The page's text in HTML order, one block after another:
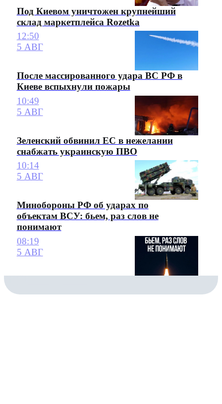
Под Киевом уничтожен крупнейший
склад маркетплейса Rozetka
12:50
5 АВГ
После массированного удара ВС РФ в
Киеве вспыхнули пожары
10:49
5 АВГ
Зеленский обвинил ЕС в нежелании
снабжать украинскую ПВО
10:14
5 АВГ
Минобороны РФ об ударах по
объектам ВСУ: бьем, раз слов не
понимают
08:19
5 АВГ